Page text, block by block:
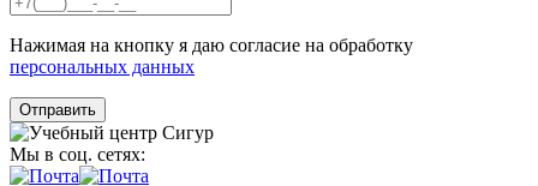
Нажимая на кнопку я даю согласие на обработку
персональных данных
Мы в соц. сетях: